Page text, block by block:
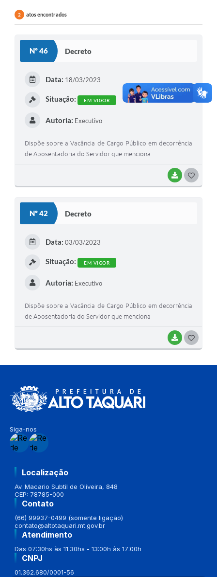
2 atos encontrados
Nº 46 Decreto
BAIXAR
Data: 18/03/2023
Situação: EM VIGOR
Autoria: Executivo
Dispõe sobre a Vacância de Cargo Público em decorrência
de Aposentadoria do Servidor que menciona
Nº 42 Decreto
BAIXAR
Data: 03/03/2023
Situação: EM VIGOR
Autoria: Executivo
Dispõe sobre a Vacância de Cargo Público em decorrência
de Aposentadoria do Servidor que menciona
Siga-nos
Localização
Av. Macario Subtil de Oliveira, 848
CEP: 78785-000
Contato
(66) 99937-0499 (somente ligação)
contato@altotaquari.mt.gov.br
Atendimento
Das 07:30hs às 11:30hs - 13:00h às 17:00h
CNPJ
01.362.680/0001-56